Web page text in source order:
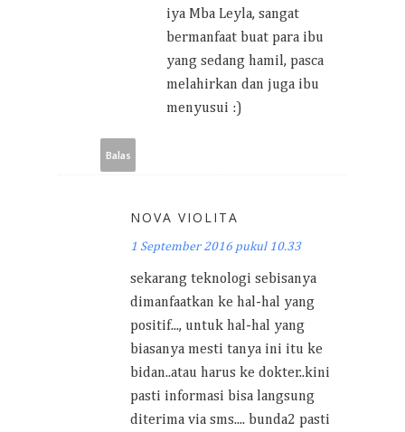
iya Mba Leyla, sangat
bermanfaat buat para ibu
yang sedang hamil, pasca
melahirkan dan juga ibu
menyusui :)
Balas
NOVA VIOLITA
1 September 2016 pukul 10.33
sekarang teknologi sebisanya
dimanfaatkan ke hal-hal yang
positif..., untuk hal-hal yang
biasanya mesti tanya ini itu ke
bidan..atau harus ke dokter..kini
pasti informasi bisa langsung
diterima via sms.... bunda2 pasti